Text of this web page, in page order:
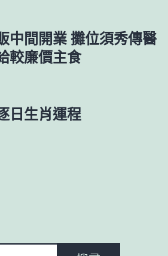
中間開業 攤位須秀傳醫
較廉價主食
日生肖運程